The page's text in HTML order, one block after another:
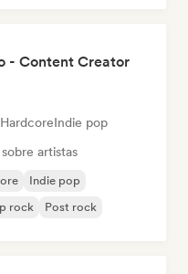
- Content Creator
HardcoreIndie pop
artistas
Indie pop
rock Post rock